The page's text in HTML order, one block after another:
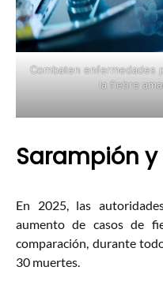
Combaten enfermedades
la fiebre
Sarampión
En 2025, las
aumento de casos de
comparación, durante
30 muertes.